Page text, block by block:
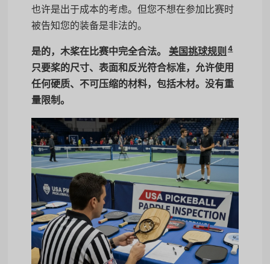
也许是出于成本的考虑。但您不想在参加比赛时
被告知您的装备是非法的。
是的，木桨在比赛中完全合法。 美国挑球规则 4
只要桨的尺寸、表面和反光符合标准，允许使用
任何硬质、不可压缩的材料，包括木材。没有重
量限制。